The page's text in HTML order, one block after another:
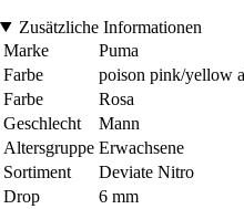
Zusätzliche Informationen
Marke
Puma
Farbe
poison pink/yellow
Farbe
Rosa
Geschlecht
Mann
Altersgruppe Erwachsene
Sortiment
Deviate Nitro
Drop
6 mm